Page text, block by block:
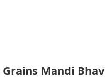
Mandi Bhav